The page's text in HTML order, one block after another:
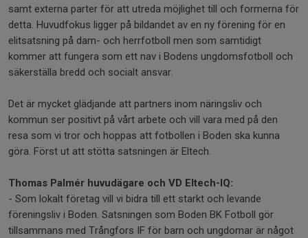
samt externa parter för att utreda möjlighet till och formerna för
detta. Huvudfokus ligger på bildandet av en ny förening för en
elitsatsning på dam- och herrfotboll men som samtidigt
kommer att fungera som ett nav i Bodens ungdomsfotboll och
säkerställa bredd och socialt ansvar.
Det är mycket glädjande att partners inom näringsliv och
kommun ser positivt på vårt arbete och vill vara med på den
resa som vi tror och hoppas att fotbollen i Boden ska kunna
göra. Först ut att stötta satsningen är Eltech.
Thomas Palmér huvudägare och VD Eltech-IQ:
- Som lokalt företag vill vi bidra till ett starkt och levande
föreningsliv i Boden. Satsningen som Boden BK Fotboll gör
tillsammans med Trångfors IF för barn och ungdomar är något